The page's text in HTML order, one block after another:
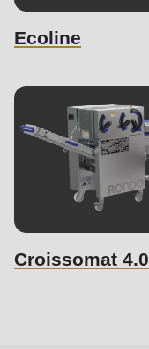
Ecoline
Croissomat 4.0